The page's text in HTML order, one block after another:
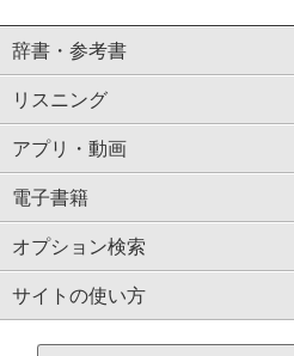
辞書・参考書
リスニング
アプリ・動画
電子書籍
オプション検索
サイトの使い方